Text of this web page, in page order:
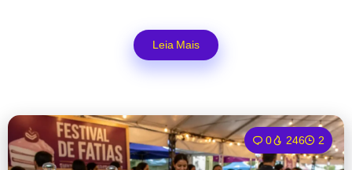
Leia Mais
0 246 2